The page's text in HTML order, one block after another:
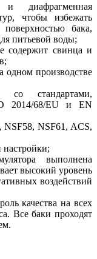
диафрагменная
чтобы избежать
бака,
питьевой воды;
содержит свинца и
одном производстве
со стандартами,
2014/68/EU и EN
NSF61, ACS,
выполнена
высокий уровень
воздействий
качества на всех
Все баки проходят